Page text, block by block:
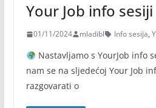
Your Job info sesiji
01/11/2024 mladibl Info sesija,
Nastavljamo s YourJob info
nam se na sljedećoj Your Job
razgovarati o